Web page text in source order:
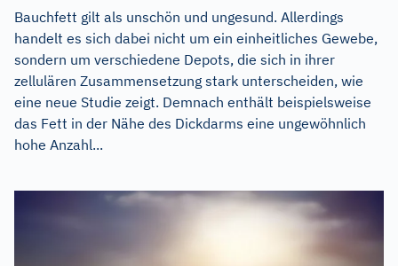
Bauchfett gilt als unschön und ungesund. Allerdings
handelt es sich dabei nicht um ein einheitliches Gewebe,
sondern um verschiedene Depots, die sich in ihrer
zellulären Zusammensetzung stark unterscheiden, wie
eine neue Studie zeigt. Demnach enthält beispielsweise
das Fett in der Nähe des Dickdarms eine ungewöhnlich
hohe Anzahl...